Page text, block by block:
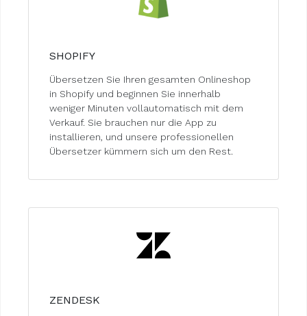
SHOPIFY
Übersetzen Sie Ihren gesamten Onlineshop
in Shopify und beginnen Sie innerhalb
weniger Minuten vollautomatisch mit dem
Verkauf. Sie brauchen nur die App zu
installieren, und unsere professionellen
Übersetzer kümmern sich um den Rest.
ZENDESK